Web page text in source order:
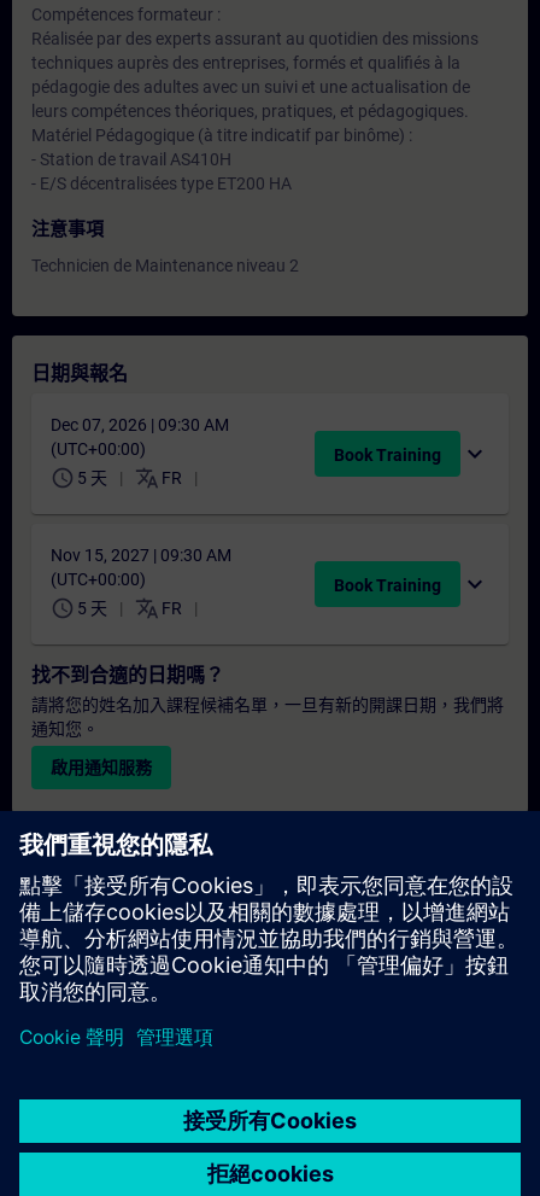
explore
Compétences formateur :
Réalisée par des experts assurant au quotidien des missions
techniques auprès des entreprises, formés et qualifiés à la
pédagogie des adultes avec un suivi et une actualisation de
leurs compétences théoriques, pratiques, et pédagogiques.
Matériel Pédagogique (à titre indicatif par binôme) :
- Station de travail AS410H
- E/S décentralisées type ET200 HA
注意事項
Technicien de Maintenance niveau 2
日期與報名
Dec 07, 2026 | 09:30 AM
(UTC+00:00)
schedule 5 天 translate FR
Book Training expand_more
Nov 15, 2027 | 09:30 AM
(UTC+00:00)
schedule 5 天 translate FR
Book Training expand_more
找不到合適的日期嗎？
請將您的姓名加入課程候補名單，一旦有新的開課日期，我們將
通知您。
啟用通知服務
個人化報價
若您需要此培訓課程的標準報價單（例如供採購部門使用），請
點擊下方連結。您需先提供一些個人資料，之後我們將透過電子
郵件寄送報價單給您。
提供報價